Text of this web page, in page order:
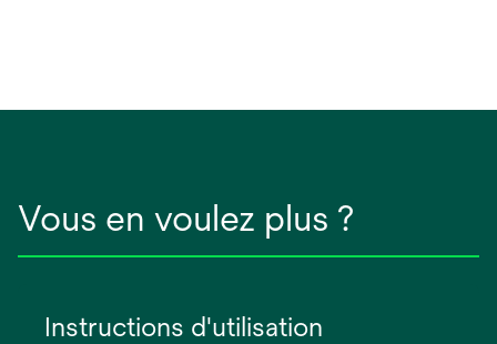
Vous en voulez plus ?
Instructions d'utilisation